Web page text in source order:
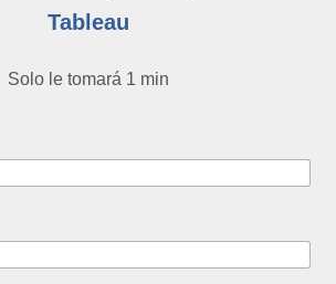
Tableau
Solo le tomará 1 min